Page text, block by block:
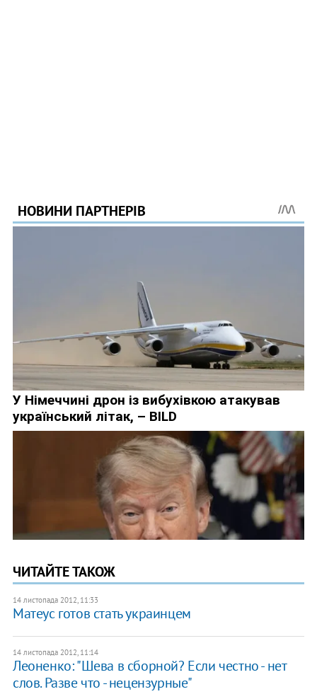
ЧИТАЙТЕ ТАКОЖ
14 листопада 2012, 11:33
Матеус готов стать украинцем
14 листопада 2012, 11:14
Леоненко: "Шева в сборной? Если честно - нет
слов. Разве что - нецензурные"